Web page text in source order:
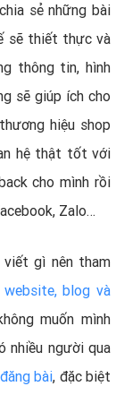
sẻ những bài
sẽ thiết thực và
thông tin, hình
sẽ giúp ích cho
hiệu shop
hệ thật tốt với
cho mình rồi
Zalo…
viết gì nên tham
blog và
muốn mình
nhiều người qua
bài, đặc biệt